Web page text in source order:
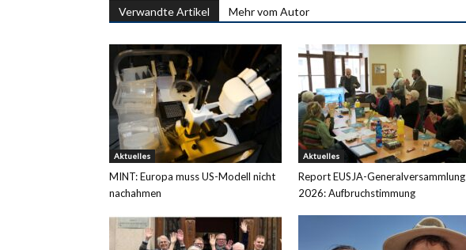
Verwandte Artikel Mehr vom Autor
Aktuelles
MINT: Europa muss US-Modell nicht
nachahmen
Aktuelles
Report EUSJA-Generalversammlung
2026: Aufbruchstimmung